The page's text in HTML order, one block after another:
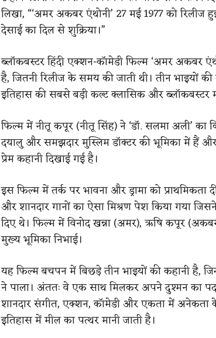
लिखा, “‘अमर अकबर एंथोनी’ 27 मई 1977 को रिलीज
देसाई का दिल से शुक्रिया।”
ब्लॉकबस्टर हिंदी एक्शन-कॉमेडी फिल्म ‘अमर अकबर
है, जितनी रिलीज के समय की जाती थी। तीन भाइयों
इतिहास की सबसे बड़ी कल्ट क्लासिक और ब्लॉकबस्टर
फिल्म में नीतू कपूर (नीतू सिंह) ने ‘डॉ. सलमा अली’ का
दयालु और समझदार मुस्लिम डॉक्टर की भूमिका में हैं
प्रेम कहानी दिखाई गई है।
इस फिल्म में तर्क पर भावना और ड्रामा को
और शानदार गानों का ऐसा मिश्रण पेश किया गया
दिए थे। फिल्म में विनोद खन्ना (अमर), ऋषि कपूर
मुख्य भूमिका निभाई।
यह फिल्म बचपन में बिछड़े तीन भाइयों की कहानी है,
ने पाला। अंततः वे एक साथ मिलकर अपने दुश्मन का
शानदार संगीत, एक्शन, कॉमेडी और एकता में
इतिहास में मील का पत्थर मानी जाती है।